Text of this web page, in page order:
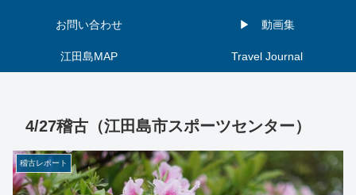
お問い合わせ ▶︎ 動画集
江田島MAP Travel Journal
4/27稽古（江田島市スポーツセンター）
稽古レポート